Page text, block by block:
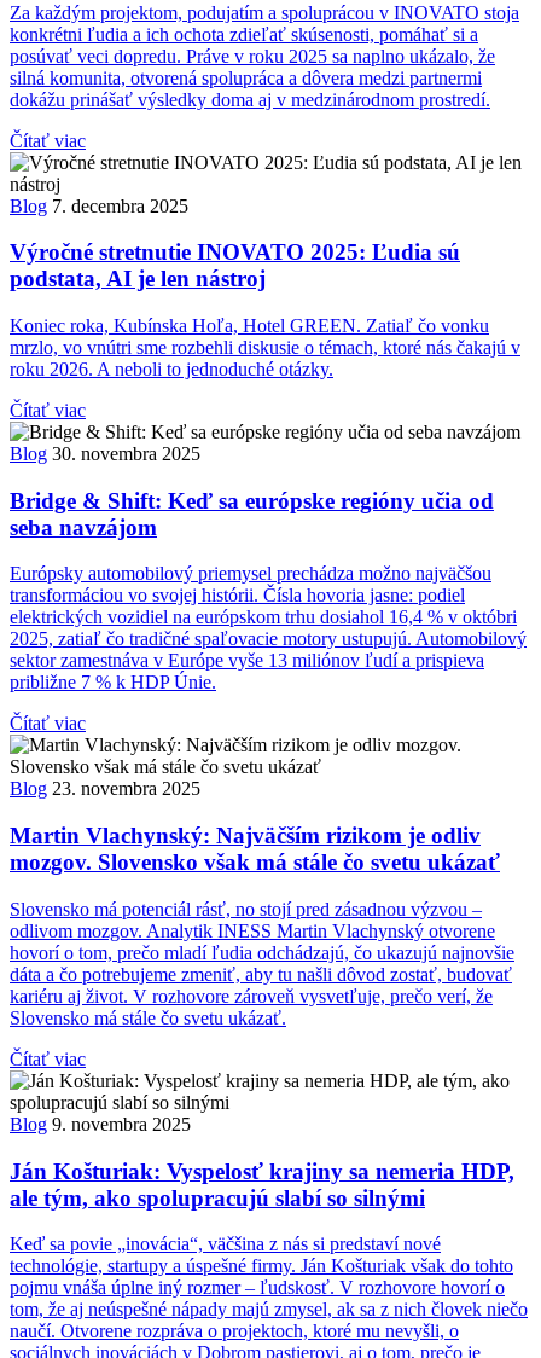
Za každým projektom, podujatím a spoluprácou v INOVATO stoja
konkrétni ľudia a ich ochota zdieľať skúsenosti, pomáhať si a
posúvať veci dopredu. Práve v roku 2025 sa naplno ukázalo, že
silná komunita, otvorená spolupráca a dôvera medzi partnermi
dokážu prinášať výsledky doma aj v medzinárodnom prostredí.
Čítať viac
Blog 7. decembra 2025
Výročné stretnutie INOVATO 2025: Ľudia sú
podstata, AI je len nástroj
Koniec roka, Kubínska Hoľa, Hotel GREEN. Zatiaľ čo vonku
mrzlo, vo vnútri sme rozbehli diskusie o témach, ktoré nás čakajú v
roku 2026. A neboli to jednoduché otázky.
Čítať viac
Blog 30. novembra 2025
Bridge & Shift: Keď sa európske regióny učia od
seba navzájom
Európsky automobilový priemysel prechádza možno najväčšou
transformáciou vo svojej histórii. Čísla hovoria jasne: podiel
elektrických vozidiel na európskom trhu dosiahol 16,4 % v októbri
2025, zatiaľ čo tradičné spaľovacie motory ustupujú. Automobilový
sektor zamestnáva v Európe vyše 13 miliónov ľudí a prispieva
približne 7 % k HDP Únie.
Čítať viac
Blog 23. novembra 2025
Martin Vlachynský: Najväčším rizikom je odliv
mozgov. Slovensko však má stále čo svetu ukázať
Slovensko má potenciál rásť, no stojí pred zásadnou výzvou –
odlivom mozgov. Analytik INESS Martin Vlachynský otvorene
hovorí o tom, prečo mladí ľudia odchádzajú, čo ukazujú najnovšie
dáta a čo potrebujeme zmeniť, aby tu našli dôvod zostať, budovať
kariéru aj život. V rozhovore zároveň vysvetľuje, prečo verí, že
Slovensko má stále čo svetu ukázať.
Čítať viac
Blog 9. novembra 2025
Ján Košturiak: Vyspelosť krajiny sa nemeria HDP,
ale tým, ako spolupracujú slabí so silnými
Keď sa povie „inovácia“, väčšina z nás si predstaví nové
technológie, startupy a úspešné firmy. Ján Košturiak však do tohto
pojmu vnáša úplne iný rozmer – ľudskosť. V rozhovore hovorí o
tom, že aj neúspešné nápady majú zmysel, ak sa z nich človek niečo
naučí. Otvorene rozpráva o projektoch, ktoré mu nevyšli, o
sociálnych inováciách v Dobrom pastierovi, aj o tom, prečo je